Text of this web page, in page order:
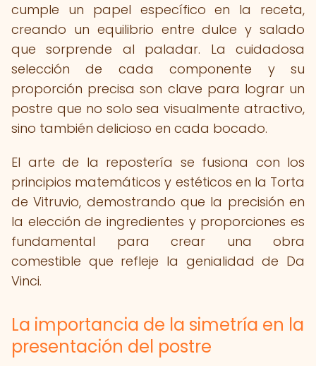
cumple un papel específico en la receta,
creando un equilibrio entre dulce y salado
que sorprende al paladar. La cuidadosa
selección de cada componente y su
proporción precisa son clave para lograr un
postre que no solo sea visualmente atractivo,
sino también delicioso en cada bocado.
El arte de la repostería se fusiona con los
principios matemáticos y estéticos en la Torta
de Vitruvio, demostrando que la precisión en
la elección de ingredientes y proporciones es
fundamental para crear una obra
comestible que refleje la genialidad de Da
Vinci.
La importancia de la simetría en la
presentación del postre